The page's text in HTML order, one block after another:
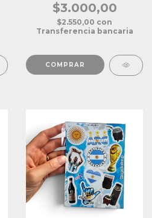
$3.000,00
$2.550,00 con
Transferencia bancaria